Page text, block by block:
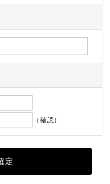
（確認）